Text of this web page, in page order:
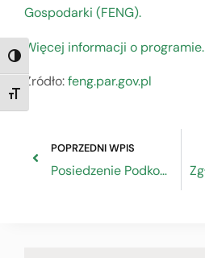
TOGGLE HIGH CONTRAST
TOGGLE FONT SIZE
Gospodarki (FENG).
Więcej informacji o programie.
Źródło:feng.par.gov.pl
POPRZEDNI WPIS
Posiedzenie Podkomitetu ds. Rozwoju Partnerstwa Komitetu Umowy Partnerstwa na lata 2021-2027